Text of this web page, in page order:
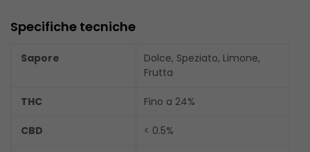
Specifiche tecniche
Sapore
Dolce, Speziato, Limone,
Frutta
THC Fino a 24%
CBD < 0.5%